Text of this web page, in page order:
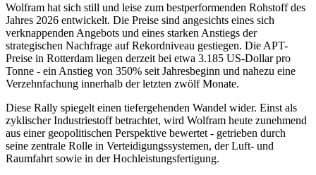
Wolfram hat sich still und leise zum bestperformenden Rohstoff des
Jahres 2026 entwickelt. Die Preise sind angesichts eines sich
verknappenden Angebots und eines starken Anstiegs der
strategischen Nachfrage auf Rekordniveau gestiegen. Die APT-
Preise in Rotterdam liegen derzeit bei etwa 3.185 US-Dollar pro
Tonne - ein Anstieg von 350% seit Jahresbeginn und nahezu eine
Verzehnfachung innerhalb der letzten zwölf Monate.
Diese Rally spiegelt einen tiefergehenden Wandel wider. Einst als
zyklischer Industriestoff betrachtet, wird Wolfram heute zunehmend
aus einer geopolitischen Perspektive bewertet - getrieben durch
seine zentrale Rolle in Verteidigungssystemen, der Luft- und
Raumfahrt sowie in der Hochleistungsfertigung.